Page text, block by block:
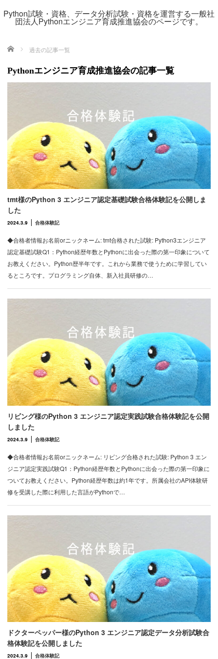
Python試験・資格、データ分析試験・資格を運営する一般社
団法人Pythonエンジニア育成推進協会のページです。
ホーム 過去の記事一覧
Pythonエンジニア育成推進協会の記事一覧
tmt様のPython 3 エンジニア認定基礎試験合格体験記を公開しま
した
2024.3.9 合格体験記
◆合格者情報お名前orニックネーム: tmt合格された試験: Python3エンジニア
認定基礎試験Q1：Python経歴年数とPythonに出会った際の第一印象について
お教えください。Python歴半年です。これから業務で使うために学習してい
るところです。プログラミング自体、新入社員研修の…
リビング様のPython 3 エンジニア認定実践試験合格体験記を公開
しました
2024.3.9 合格体験記
◆合格者情報お名前orニックネーム: リビング合格された試験: Python 3 エン
ジニア認定実践試験Q1：Python経歴年数とPythonに出会った際の第一印象に
ついてお教えください。Python経歴年数は約1年です。所属会社のAPI体験研
修を受講した際に利用した言語がPythonで…
ドクターペッパー様のPython 3 エンジニア認定データ分析試験合
格体験記を公開しました
2024.3.9 合格体験記